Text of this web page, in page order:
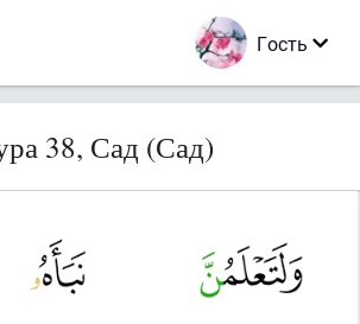
Гость
38, Сад (Сад)